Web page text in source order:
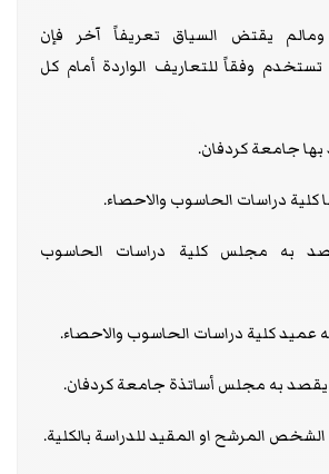
يقتض السياق تعريفاً آخر فإن
وفقاً للتعاريف الواردة أمام كل
به مجلس كلية دراسات الحاسوب